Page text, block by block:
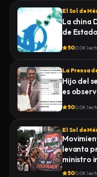
El Sol de
La china
de
500.0K
La Prensa
Hijo del
es
500.0K
El Sol de
levanta
ministro
500.0K